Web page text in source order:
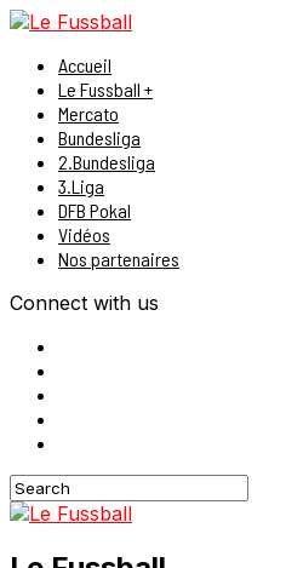
Accueil
Le Fussball +
Mercato
Bundesliga
2.Bundesliga
3.Liga
DFB Pokal
Vidéos
Nos partenaires
Connect with us